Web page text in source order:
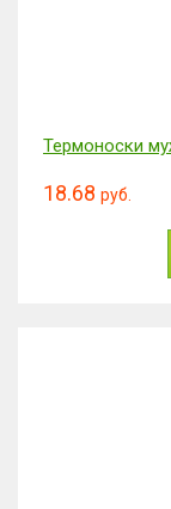
Термоноски
18.68 руб.